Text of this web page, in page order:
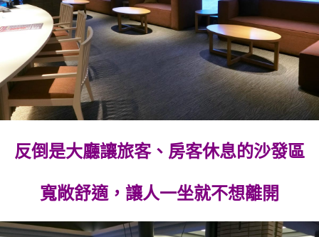
反倒是大廳讓旅客、房客休息的沙發區
寬敞舒適，讓人一坐就不想離開